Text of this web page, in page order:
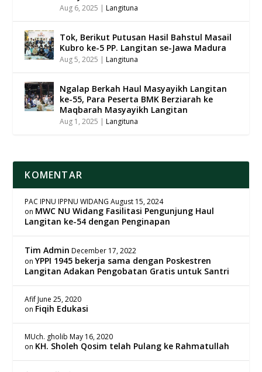
Aug 6, 2025 |Langituna
Tok, Berikut Putusan Hasil Bahstul Masail
Kubro ke-5 PP. Langitan se-Jawa Madura
Aug 5, 2025 |Langituna
Ngalap Berkah Haul Masyayikh Langitan
ke-55, Para Peserta BMK Berziarah ke
Maqbarah Masyayikh Langitan
Aug 1, 2025 |Langituna
KOMENTAR
PAC IPNU IPPNU WIDANG August 15, 2024
on MWC NU Widang Fasilitasi Pengunjung Haul
Langitan ke-54 dengan Penginapan
Tim Admin December 17, 2022
onYPPI 1945 bekerja sama dengan Poskestren
Langitan Adakan Pengobatan Gratis untuk Santri
Afif June 25, 2020
on Fiqih Edukasi
MUch. gholib May 16, 2020
on KH. Sholeh Qosim telah Pulang ke Rahmatullah